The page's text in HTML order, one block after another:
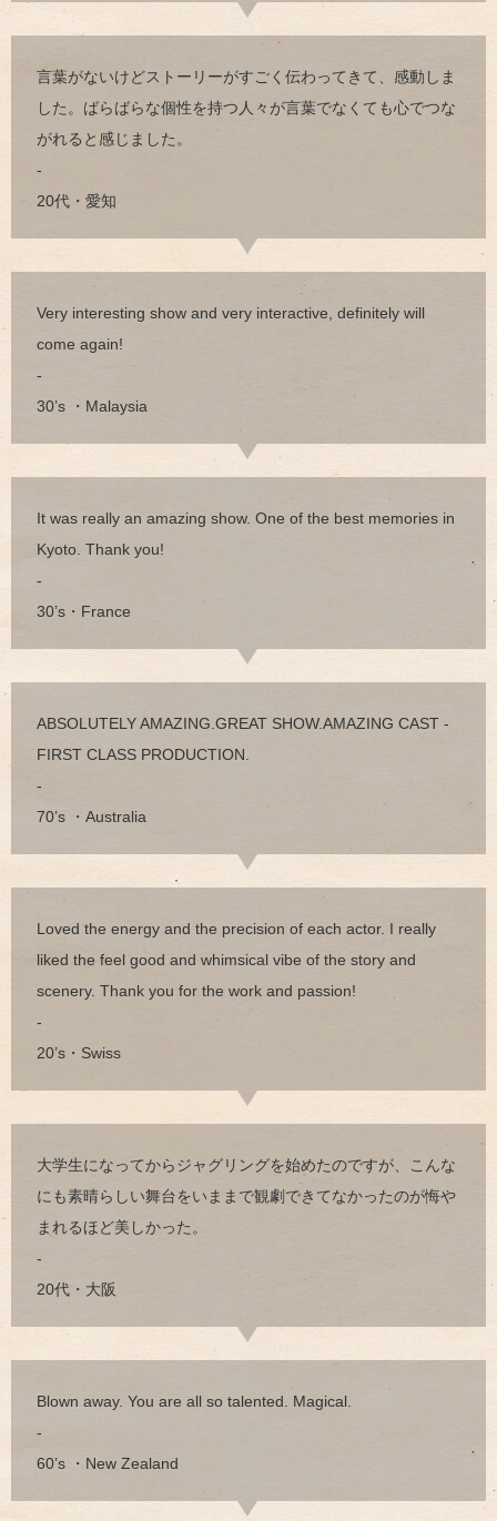
言葉がないけどストーリーがすごく伝わってきて、感動しま
した。ばらばらな個性を持つ人々が言葉でなくても心でつな
がれると感じました。
-
20代・愛知
Very interesting show and very interactive, definitely will
come again!
-
30’s ・Malaysia
It was really an amazing show. One of the best memories in
Kyoto. Thank you!
-
30’s・France
ABSOLUTELY AMAZING.GREAT SHOW.AMAZING CAST -
FIRST CLASS PRODUCTION.
-
70’s ・Australia
Loved the energy and the precision of each actor. I really
liked the feel good and whimsical vibe of the story and
scenery. Thank you for the work and passion!
-
20’s・Swiss
大学生になってからジャグリングを始めたのですが、こんな
にも素晴らしい舞台をいままで観劇できてなかったのが悔や
まれるほど美しかった。
-
20代・大阪
Blown away. You are all so talented. Magical.
-
60’s ・New Zealand